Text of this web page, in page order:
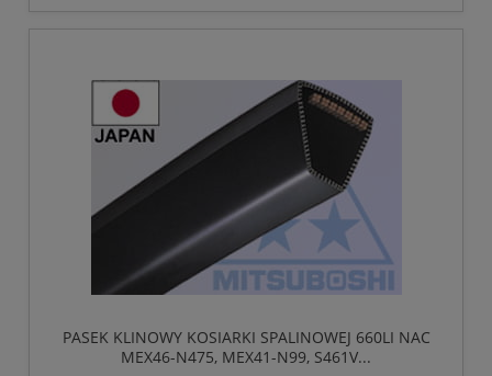
PASEK KLINOWY KOSIARKI SPALINOWEJ 660LI NAC
MEX46-N475, MEX41-N99, S461V...